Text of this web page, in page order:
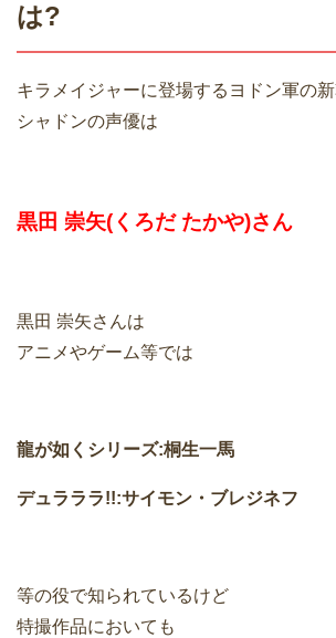
は?
キラメイジャーに登場するヨドン軍の
シャドンの声優は
黒田 崇矢(くろだ たかや)さん
黒田 崇矢さんは
アニメやゲーム等では
龍が如くシリーズ:桐生一馬
デュラララ!!:サイモン・ブレジネフ
等の役で知られているけど
特撮作品においても